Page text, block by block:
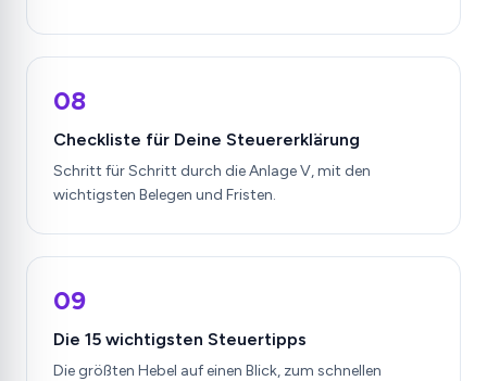
08
Checkliste für Deine Steuererklärung
Schritt für Schritt durch die Anlage V, mit den
wichtigsten Belegen und Fristen.
09
Die 15 wichtigsten Steuertipps
Die größten Hebel auf einen Blick, zum schnellen